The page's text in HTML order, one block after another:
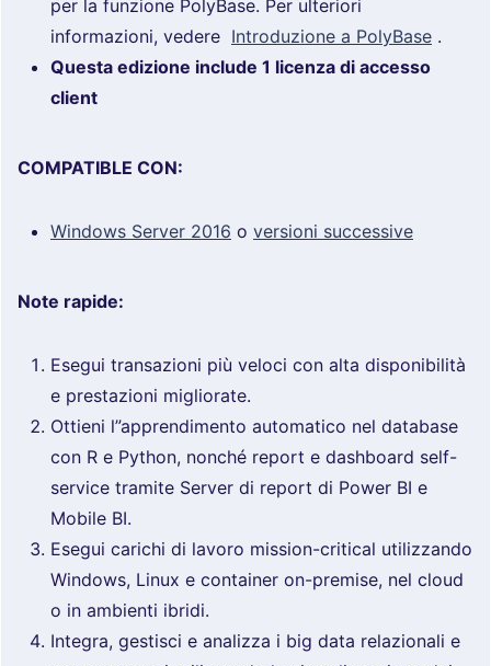
per la funzione PolyBase. Per ulteriori
informazioni, vedere Introduzione a PolyBase .
Questa edizione include 1 licenza di accesso
client
COMPATIBLE CON:
Windows Server 2016 o versioni successive
Note rapide:
Esegui transazioni più veloci con alta disponibilità
e prestazioni migliorate.
Ottieni l”apprendimento automatico nel database
con R e Python, nonché report e dashboard self-
service tramite Server di report di Power BI e
Mobile BI.
Esegui carichi di lavoro mission-critical utilizzando
Windows, Linux e container on-premise, nel cloud
o in ambienti ibridi.
Integra, gestisci e analizza i big data relazionali e